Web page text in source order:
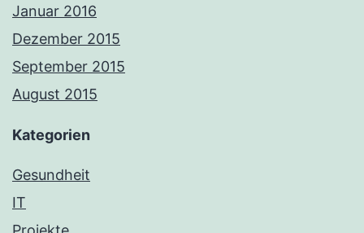
Januar 2016
Dezember 2015
September 2015
August 2015
Kategorien
Gesundheit
IT